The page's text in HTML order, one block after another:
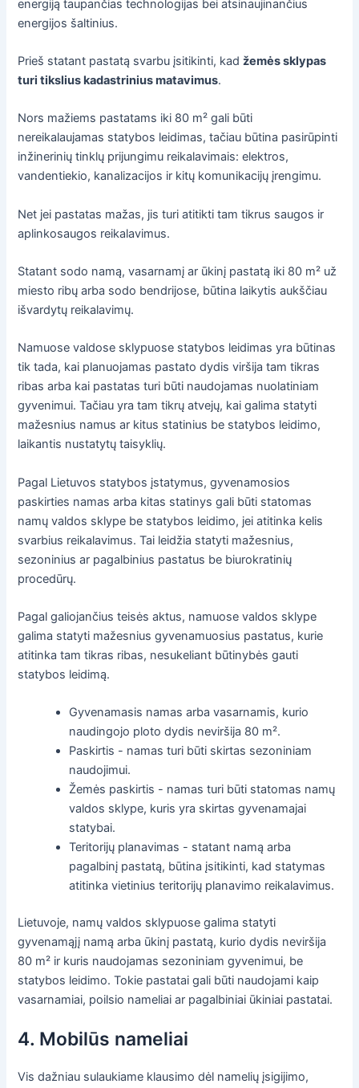
energiją taupančias technologijas bei atsinaujinančius
energijos šaltinius.
Prieš statant pastatą svarbu įsitikinti, kadžemės sklypas
turi tikslius kadastrinius matavimus.
Nors mažiems pastatams iki 80 m² gali būti
nereikalaujamas statybos leidimas, tačiau būtina pasirūpinti
inžinerinių tinklų prijungimu reikalavimais: elektros,
vandentiekio, kanalizacijos ir kitų komunikacijų įrengimu.
Net jei pastatas mažas, jis turi atitikti tam tikrus saugos ir
aplinkosaugos reikalavimus.
Statant sodo namą, vasarnamį ar ūkinį pastatą iki 80 m² už
miesto ribų arba sodo bendrijose, būtina laikytis aukščiau
išvardytų reikalavimų.
Namuose valdose sklypuose statybos leidimas yra būtinas
tik tada, kai planuojamas pastato dydis viršija tam tikras
ribas arba kai pastatas turi būti naudojamas nuolatiniam
gyvenimui. Tačiau yra tam tikrų atvejų, kai galima statyti
mažesnius namus ar kitus statinius be statybos leidimo,
laikantis nustatytų taisyklių.
Pagal Lietuvos statybos įstatymus, gyvenamosios
paskirties namas arba kitas statinys gali būti statomas
namų valdos sklype be statybos leidimo, jei atitinka kelis
svarbius reikalavimus. Tai leidžia statyti mažesnius,
sezoninius ar pagalbinius pastatus be biurokratinių
procedūrų.
Pagal galiojančius teisės aktus, namuose valdos sklype
galima statyti mažesnius gyvenamuosius pastatus, kurie
atitinka tam tikras ribas, nesukeliant būtinybės gauti
statybos leidimą.
Gyvenamasis namas arba vasarnamis, kurio
naudingojo ploto dydis neviršija 80 m².
Paskirtis - namas turi būti skirtas sezoniniam
naudojimui.
Žemės paskirtis - namas turi būti statomas namų
valdos sklype, kuris yra skirtas gyvenamajai
statybai.
Teritorijų planavimas - statant namą arba
pagalbinį pastatą, būtina įsitikinti, kad statymas
atitinka vietinius teritorijų planavimo reikalavimus.
Lietuvoje, namų valdos sklypuose galima statyti
gyvenamąjį namą arba ūkinį pastatą, kurio dydis neviršija
80 m² ir kuris naudojamas sezoniniam gyvenimui, be
statybos leidimo. Tokie pastatai gali būti naudojami kaip
vasarnamiai, poilsio nameliai ar pagalbiniai ūkiniai pastatai.
4. Mobilūs nameliai
Vis dažniau sulaukiame klausimo dėl namelių įsigijimo,